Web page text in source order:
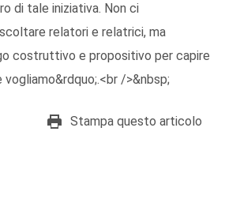
di tale iniziativa. Non ci
relatori e relatrici, ma
costruttivo e propositivo per capire
/>&nbsp;
Stampa questo articolo